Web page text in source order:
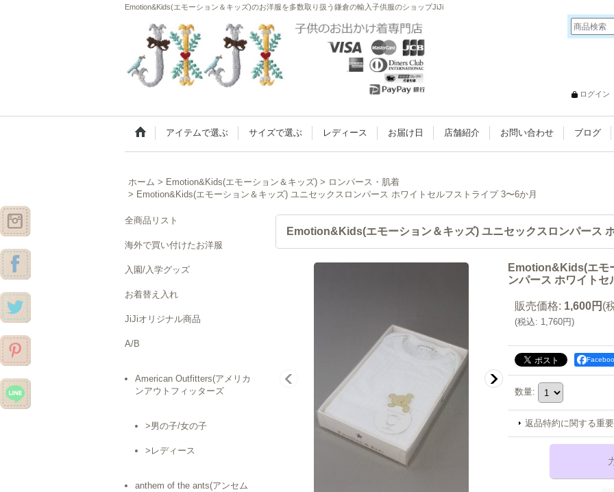
Emotion&Kids(エモーション＆キッズ)のお洋服を多数取り扱う鎌倉の輸入子供服のショップJiJi
ログイン
アイテムで選ぶ サイズで選ぶ レディース お届け日 店舗紹介 お問い合わせ ブログ
ホーム > Emotion&Kids(エモーション＆キッズ) > ロンパース・肌着
> Emotion&Kids(エモーション＆キッズ) ユニセックスロンパース ホワイトセルフストライプ 3〜6か月
全商品リスト
海外で買い付けたお洋服
入園/入学グッズ
お着替え入れ
JiJiオリジナル商品
A/B
American Outfitters(アメリカ
ンアウトフィッターズ
>男の子/女の子
>レディース
anthem of the ants(アンセム
Emotion&Kids(エモーション＆キッズ) ユニセックスロンパース
Emotion&Kids(エモ
ンパース ホワイトセ
販売価格: 1,600円 (
(税込: 1,760円)
数量:
返品特約に関する重